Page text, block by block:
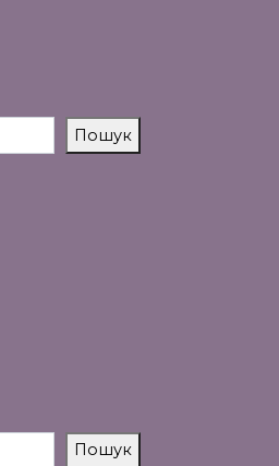
Пошук
Пошук